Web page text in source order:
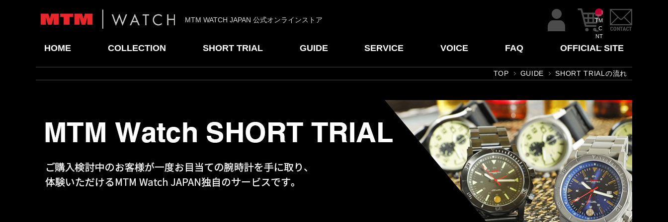
MTM WATCH JAPAN 公式オンラインストア
__I
TM
_C
NT
__
HOME COLLECTION SHORT TRIAL GUIDE SERVICE VOICE FAQ OFFICIAL SITE
TOP GUIDE SHORT TRIALの流れ